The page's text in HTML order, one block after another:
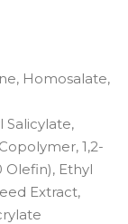
Homosalate,
1,2-
Olefin), Ethyl
Extract,